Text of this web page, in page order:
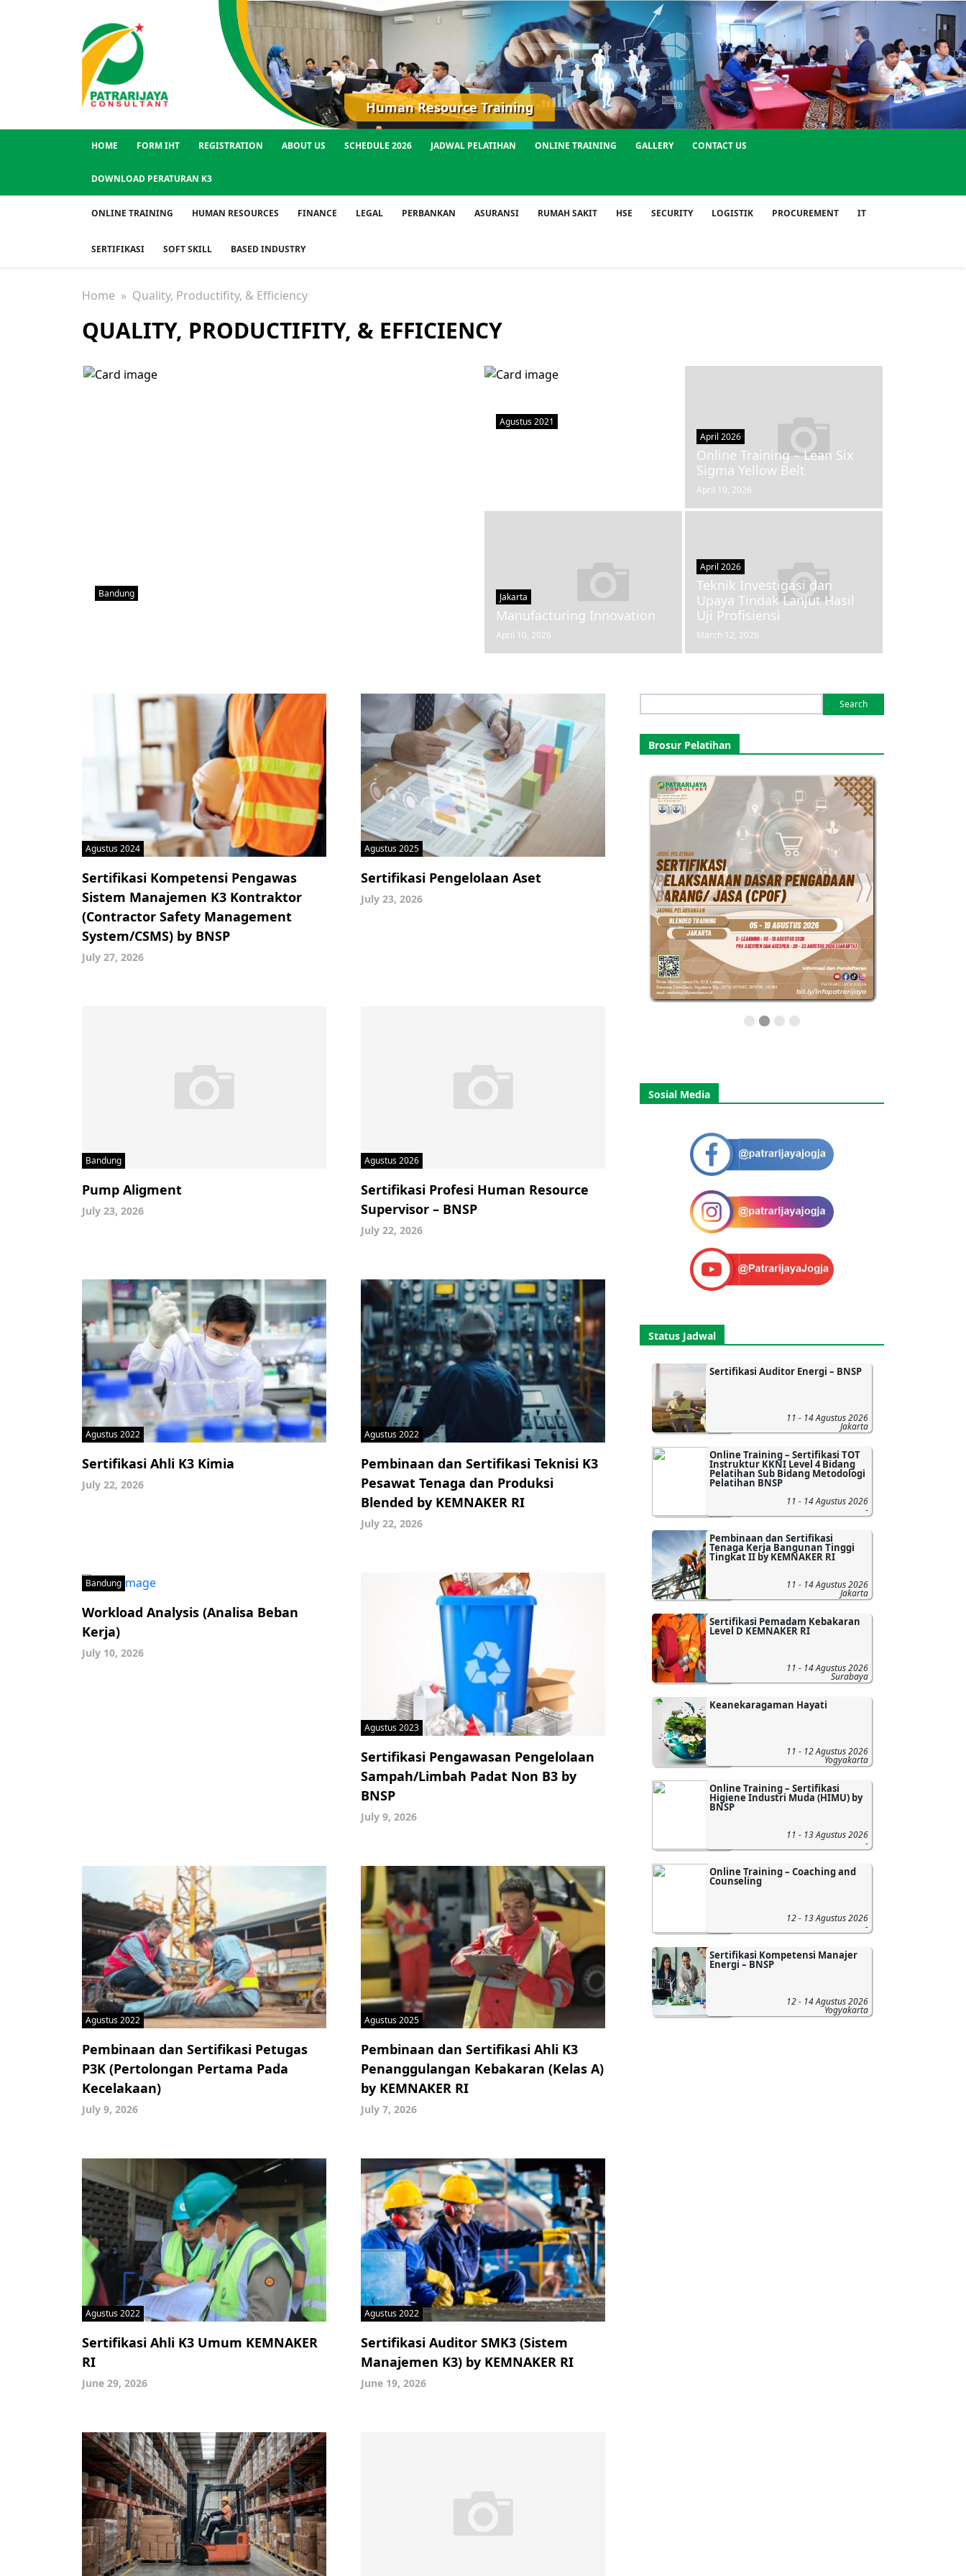
HOME FORM IHT REGISTRATION ABOUT US SCHEDULE 2026 JADWAL PELATIHAN ONLINE TRAINING GALLERY CONTACT US
DOWNLOAD PERATURAN K3
ONLINE TRAINING HUMAN RESOURCES FINANCE LEGAL PERBANKAN ASURANSI RUMAH SAKIT HSE SECURITY LOGISTIK PROCUREMENT IT
SERTIFIKASI SOFT SKILL BASED INDUSTRY
Home » Quality, Productifity, & Efficiency
QUALITY, PRODUCTIFITY, & EFFICIENCY
Bandung
Agustus 2021
April 2026
Online Training – Lean Six
Sigma Yellow Belt
April 10, 2026
Jakarta
Manufacturing Innovation
April 10, 2026
April 2026
Teknik Investigasi dan
Upaya Tindak Lanjut Hasil
Uji Profisiensi
March 12, 2026
Agustus 2024
Sertifikasi Kompetensi Pengawas
Sistem Manajemen K3 Kontraktor
(Contractor Safety Management
System/CSMS) by BNSP
July 27, 2026
Agustus 2025
Sertifikasi Pengelolaan Aset
July 23, 2026
Bandung
Pump Aligment
July 23, 2026
Agustus 2026
Sertifikasi Profesi Human Resource
Supervisor – BNSP
July 22, 2026
Agustus 2022
Sertifikasi Ahli K3 Kimia
July 22, 2026
Agustus 2022
Pembinaan dan Sertifikasi Teknisi K3
Pesawat Tenaga dan Produksi
Blended by KEMNAKER RI
July 22, 2026
Bandung
Workload Analysis (Analisa Beban
Kerja)
July 10, 2026
Agustus 2023
Sertifikasi Pengawasan Pengelolaan
Sampah/Limbah Padat Non B3 by
BNSP
July 9, 2026
Agustus 2022
Pembinaan dan Sertifikasi Petugas
P3K (Pertolongan Pertama Pada
Kecelakaan)
July 9, 2026
Agustus 2025
Pembinaan dan Sertifikasi Ahli K3
Penanggulangan Kebakaran (Kelas A)
by KEMNAKER RI
July 7, 2026
Agustus 2022
Sertifikasi Ahli K3 Umum KEMNAKER
RI
June 29, 2026
Agustus 2022
Sertifikasi Auditor SMK3 (Sistem
Manajemen K3) by KEMNAKER RI
June 19, 2026
for:
Brosur Pelatihan
Sosial Media
Status Jadwal
Sertifikasi Auditor Energi – BNSP
11 - 14 Agustus 2026
Jakarta
Online Training – Sertifikasi TOT
Instruktur KKNI Level 4 Bidang
Pelatihan Sub Bidang Metodologi
Pelatihan BNSP
11 - 14 Agustus 2026
-
Pembinaan dan Sertifikasi
Tenaga Kerja Bangunan Tinggi
Tingkat II by KEMNAKER RI
11 - 14 Agustus 2026
Jakarta
Sertifikasi Pemadam Kebakaran
Level D KEMNAKER RI
11 - 14 Agustus 2026
Surabaya
Keanekaragaman Hayati
11 - 12 Agustus 2026
Yogyakarta
Online Training – Sertifikasi
Higiene Industri Muda (HIMU) by
BNSP
11 - 13 Agustus 2026
-
Online Training – Coaching and
Counseling
12 - 13 Agustus 2026
-
Sertifikasi Kompetensi Manajer
Energi – BNSP
12 - 14 Agustus 2026
Yogyakarta